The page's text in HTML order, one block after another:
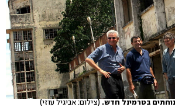
בטרמינל חדש.(צילום: אביגיל עוזי)